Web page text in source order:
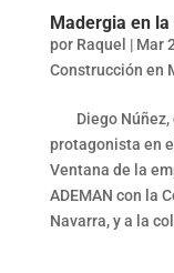
Madergia en la
por Raquel | Mar
Construcción en
Diego Núñez,
protagonista en
Ventana de la
ADEMAN con la
Navarra, y a la